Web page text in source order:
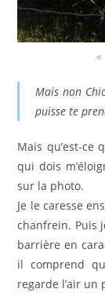
Mais non
puisse te
Mais qu’est-ce
qui dois
sur la photo.
Je le caresse
chanfrein. Puis
barrière en
il comprend
regarde l’air un